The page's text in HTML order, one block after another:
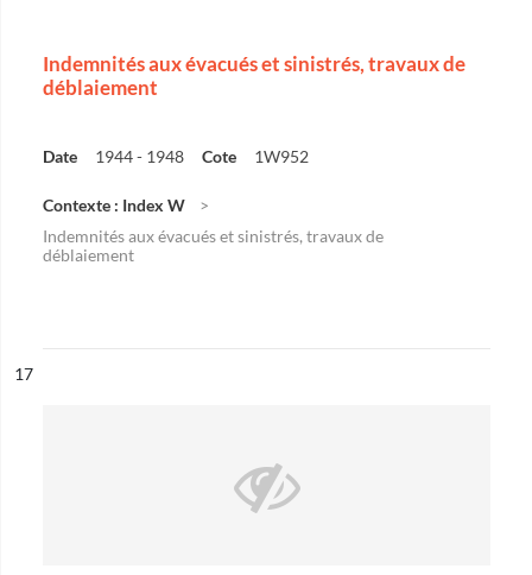
Indemnités aux évacués et sinistrés, travaux de
déblaiement
Date 1944 - 1948 Cote 1W952
Contexte : Index W
Indemnités aux évacués et sinistrés, travaux de
déblaiement
n°
17